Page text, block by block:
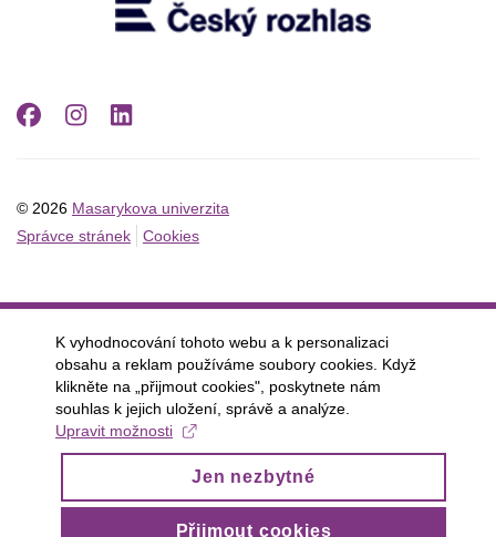
© 2026 Masarykova univerzita
Správce stránek
Cookies
Facebook
Instagram
K vyhodnocování tohoto webu a k personalizaci
obsahu a reklam používáme soubory cookies. Když
klikněte na „přijmout cookies", poskytnete nám
souhlas k jejich uložení, správě a analýze.
Upravit možnosti
Jen nezbytné
Přijmout cookies